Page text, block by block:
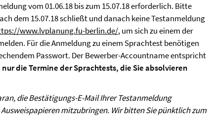
vom 01.06.18 bis zum 15.07.18 erforderlich. Bitte
dem 15.07.18 schließt und danach keine Testanmeldung
www.lvplanung.fu-berlin.de/, um sich zu einem der
Für die Anmeldung zu einem Sprachtest benötigen
Passwort. Der Bewerber-Accountname entspricht
nur die Termine der Sprachtests, die Sie absolvieren
die Bestätigungs-E-Mail Ihrer Testanmeldung
mitzubringen. Wir bitten Sie pünktlich zum